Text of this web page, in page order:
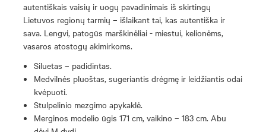
autentiškais vaisių ir uogų pavadinimais iš skirtingų
Lietuvos regionų tarmių – išlaikant tai, kas autentiška ir
sava. Lengvi, patogūs marškinėliai - miestui, kelionėms,
vasaros atostogų akimirkoms.
Siluetas – padidintas.
Medvilnės pluoštas, sugeriantis drėgmę ir leidžiantis odai
kvėpuoti.
Stulpelinio mezgimo apykaklė.
Merginos modelio ūgis 171 cm, vaikino – 183 cm. Abu